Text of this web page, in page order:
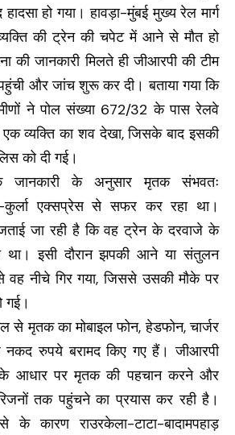
हो गया। हावड़ा-मुंबई मुख्य रेल मार्ग
की ट्रेन की चपेट में आने से मौत हो
की जानकारी मिलते ही जीआरपी की टीम
और जांच शुरू कर दी। बताया गया कि
ने पोल संख्या 672/32 के पास रेलवे
व्यक्ति का शव देखा, जिसके बाद इसकी
को दी गई।
जानकारी के अनुसार मृतक संभवतः
कुर्ला एक्सप्रेस से सफर कर रहा था।
जा रही है कि वह ट्रेन के दरवाजे के
था। इसी दौरान झपकी आने या संतुलन
वह नीचे गिर गया, जिससे उसकी मौके पर
गई।
से मृतक का मोबाइल फोन, हेडफोन, चार्जर
रुपये बरामद किए गए हैं। जीआरपी
के आधार पर मृतक की पहचान करने और
तक पहुंचने का प्रयास कर रही है।
के कारण राउरकेला-टाटा-बादामपहाड़